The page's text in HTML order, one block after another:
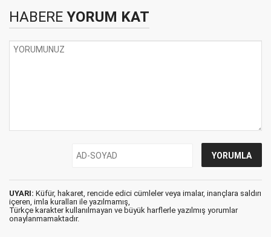
HABERE YORUM KAT
UYARI: Küfür, hakaret, rencide edici cümleler veya imalar, inançlara saldırı
içeren, imla kuralları ile yazılmamış,
Türkçe karakter kullanılmayan ve büyük harflerle yazılmış yorumlar
onaylanmamaktadır.